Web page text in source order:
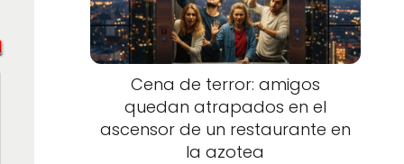
Cena de terror: amigos
quedan atrapados en el
ascensor de un restaurante en
la azotea